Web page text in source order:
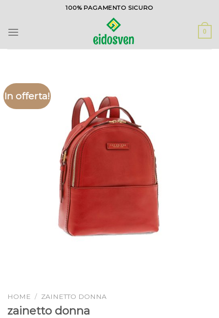
contenuti
100% PAGAMENTO SICURO
0
In offerta!
HOME / ZAINETTO DONNA
zainetto donna